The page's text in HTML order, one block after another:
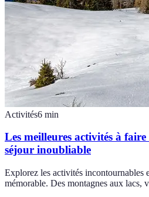
Activités6 min
Les meilleures activités à
séjour inoubliable
Explorez les activités incontournables
mémorable. Des montagnes aux lacs,